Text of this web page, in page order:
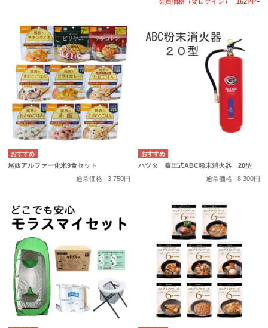
尾西アルファー化米9食セット
通常価格
3,750円
ハツタ 蓄圧式ABC粉末消火器 20型
通常価格
8,300円